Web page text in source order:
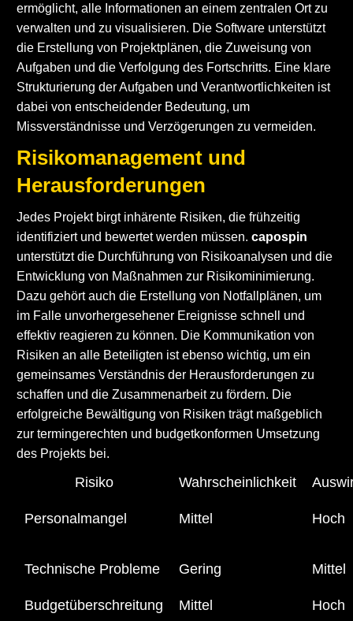
ermöglicht, alle Informationen an einem zentralen Ort zu
verwalten und zu visualisieren. Die Software unterstützt
die Erstellung von Projektplänen, die Zuweisung von
Aufgaben und die Verfolgung des Fortschritts. Eine klare
Strukturierung der Aufgaben und Verantwortlichkeiten ist
dabei von entscheidender Bedeutung, um
Missverständnisse und Verzögerungen zu vermeiden.
Risikomanagement und
Herausforderungen
Jedes Projekt birgt inhärente Risiken, die frühzeitig
identifiziert und bewertet werden müssen. capospin
unterstützt die Durchführung von Risikoanalysen und die
Entwicklung von Maßnahmen zur Risikominimierung.
Dazu gehört auch die Erstellung von Notfallplänen, um
im Falle unvorhergesehener Ereignisse schnell und
effektiv reagieren zu können. Die Kommunikation von
Risiken an alle Beteiligten ist ebenso wichtig, um ein
gemeinsames Verständnis der Herausforderungen zu
schaffen und die Zusammenarbeit zu fördern. Die
erfolgreiche Bewältigung von Risiken trägt maßgeblich
zur termingerechten und budgetkonformen Umsetzung
des Projekts bei.
Risiko Wahrscheinlichkeit
Personalmangel Mittel Hoch
Technische Probleme Gering Mittel
Budgetüberschreitung Mittel Hoch